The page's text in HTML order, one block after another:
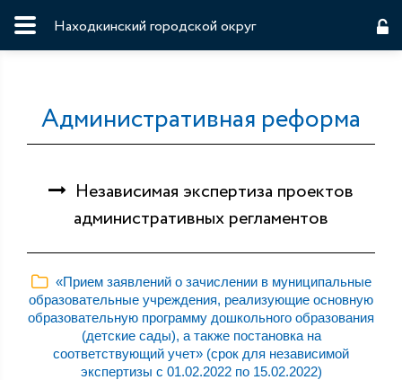
Находкинский городской округ
Административная реформа
Независимая экспертиза проектов
административных регламентов
«Прием заявлений о зачислении в муниципальные
образовательные учреждения, реализующие основную
образовательную программу дошкольного образования
(детские сады), а также постановка на
соответствующий учет» (срок для независимой
экспертизы с 01.02.2022 по 15.02.2022)